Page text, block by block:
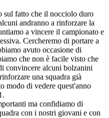
sul fatto che il nocciolo duro
andranno a rinforzare la
a vincere il campionato e
Cercheremo di portare a
avuto occasione di
che non è facile visto che
convincere alcuni bolzanini
una squadra già
modo di vedere quest'anno
ma confidiamo di
con i nostri giovani e con